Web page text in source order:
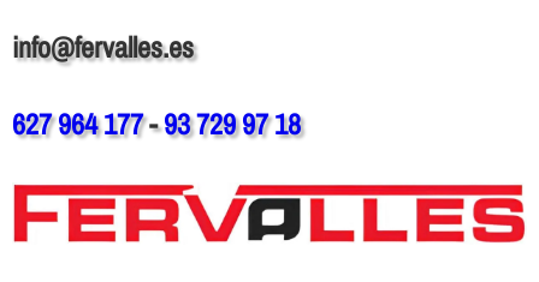
info@fervalles.es
627 964 177-93 729 97 18